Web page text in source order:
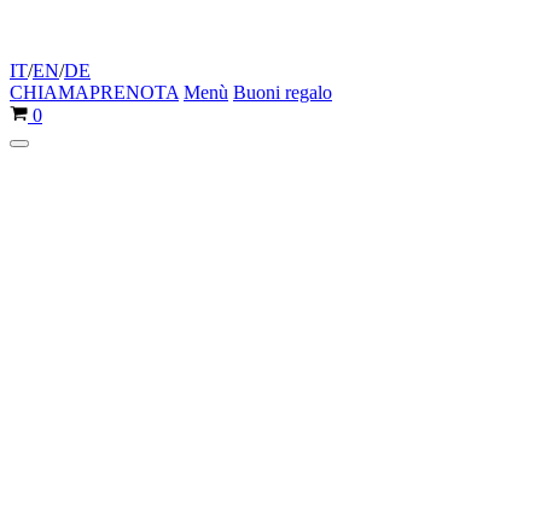
IT/EN/DE
CHIAMAPRENOTA Menù Buoni regalo
Carrello
0
Menu